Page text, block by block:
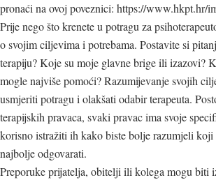
pronaći na ovoj poveznici: https://www.hkpt.hr/
Prije nego što krenete u potragu za
o svojim ciljevima i potrebama. Postavite si
terapiju? Koje su moje glavne brige ili izazovi?
mogle najviše pomoći? Razumijevanje svojih
usmjeriti potragu i olakšati odabir terapeuta.
terapijskih pravaca, svaki pravac ima svoje
korisno istražiti ih kako biste bolje razumjeli
najbolje odgovarati.
Preporuke prijatelja, obitelji ili kolega mogu biti